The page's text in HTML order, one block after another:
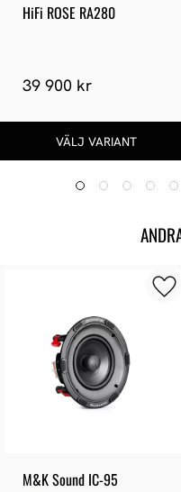
HiFi ROSE RA280
39 900 kr
M&K Sound IC-95